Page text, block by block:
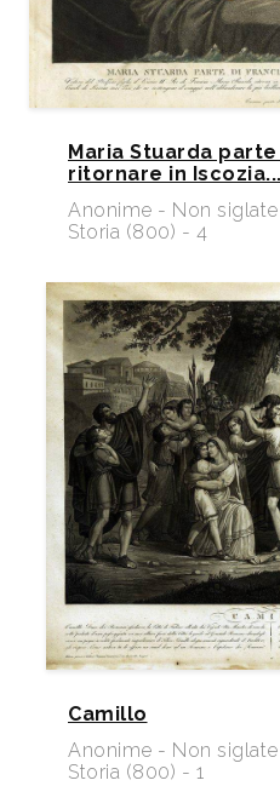
Maria Stuarda
ritornare in
Anonime - Non
Storia (800) - 4
Camillo
Anonime - Non
Storia (800) - 1